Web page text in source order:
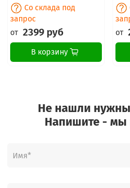
Со склада под
запрос
от 2399 руб
В корзину
от
Не нашли
Напишите - мы